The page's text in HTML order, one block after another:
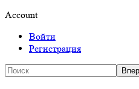
Account
Войти
Регистрация